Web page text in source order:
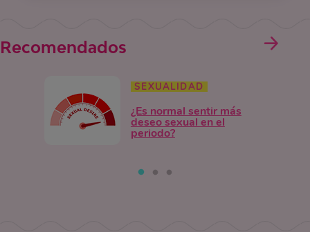
Recomendados
SEXUALIDAD
¿Es normal sentir más
deseo sexual en el
periodo?